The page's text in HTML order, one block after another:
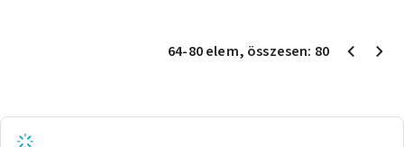
64-80elem, összesen: 80